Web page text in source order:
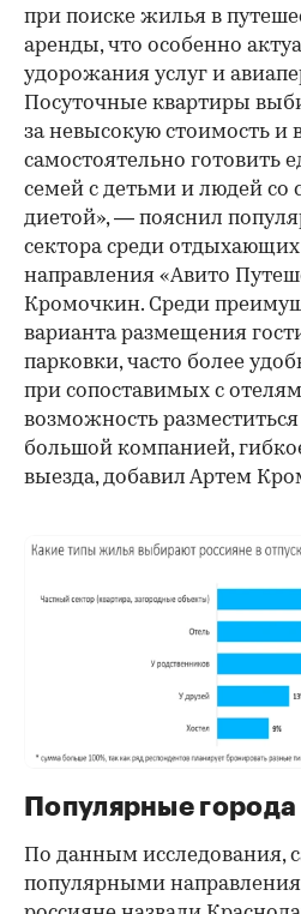
при поиске жилья в
аренды, что особенно
удорожания услуг и
Посуточные квартиры
за невысокую стоимость и
самостоятельно готовить
семей с детьми и людей со
диетой», — пояснил
сектора среди
направления «Авито
Кромочкин. Среди
варианта размещения
парковки, часто более
при сопоставимых с
возможность
большой компанией,
выезда, добавил Артем
Популярные
По данным исследования,
популярными